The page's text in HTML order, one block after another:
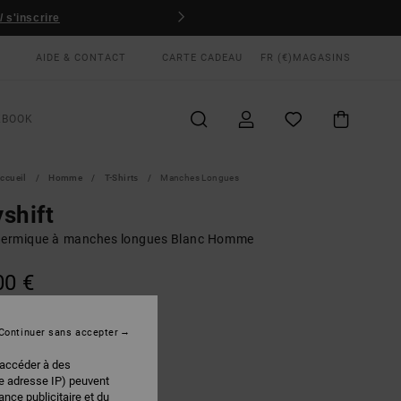
JEU CONCOURS
AIDE & CONTACT CARTE CADEAU FR (€) MAGASINS
Homme T-Shirts Manches Longues
à manches longues Blanc Homme
€
Off White
à des
adresse IP) peuvent
publicitaire et du
sans accepter